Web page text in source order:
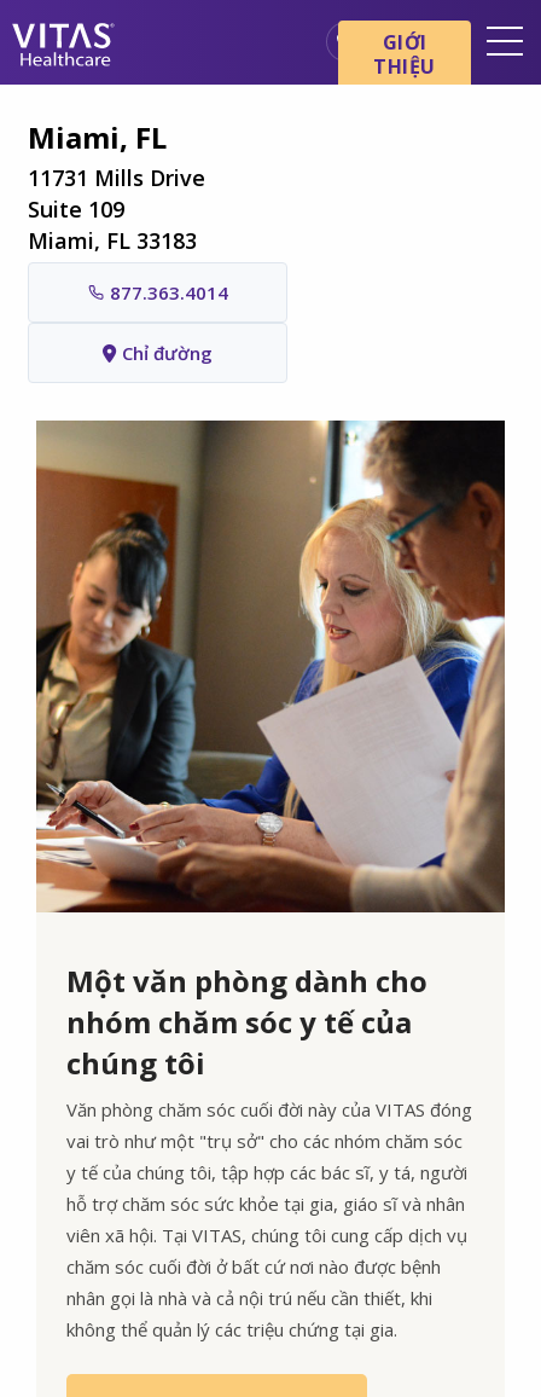
Cơ bản về chăm sóc cuối đời
Dịch vụ
Chuyên gia chăm sóc sức
khỏe
GIỚI
THIỆU
Miami, FL
11731 Mills Drive
Suite 109
Miami, FL 33183
877.363.4014
Chỉ đường
Một văn phòng dành cho
nhóm chăm sóc y tế của
chúng tôi
Văn phòng chăm sóc cuối đời này của VITAS đóng
vai trò như một "trụ sở" cho các nhóm chăm sóc
y tế của chúng tôi, tập hợp các bác sĩ, y tá, người
hỗ trợ chăm sóc sức khỏe tại gia, giáo sĩ và nhân
viên xã hội. Tại VITAS, chúng tôi cung cấp dịch vụ
chăm sóc cuối đời ở bất cứ nơi nào được bệnh
nhân gọi là nhà và cả nội trú nếu cần thiết, khi
không thể quản lý các triệu chứng tại gia.